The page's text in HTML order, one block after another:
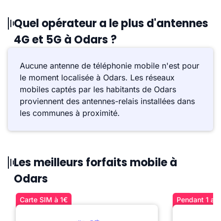
Quel opérateur a le plus d'antennes
4G et 5G à Odars ?
Aucune antenne de téléphonie mobile n'est pour
le moment localisée à Odars. Les réseaux
mobiles captés par les habitants de Odars
proviennent des antennes-relais installées dans
les communes à proximité.
Les meilleurs forfaits mobile à
Odars
Carte SIM à 1€ Pendant 1